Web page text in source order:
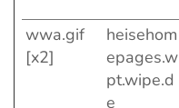
wwa.gif
[x2]
heisehom
epages.w
pt.wipe.d
e